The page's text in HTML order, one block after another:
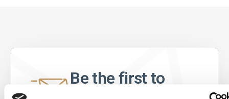
Be the first to